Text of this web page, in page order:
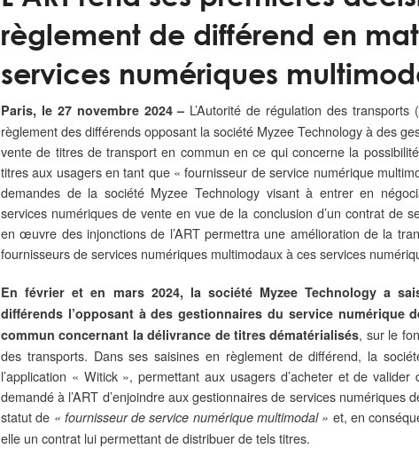
règlement de différend en
services numériques
Paris, le 27 novembre 2024 – L’Autorité de régulation des
règlement des différends opposant la société Myzee Technology à des
vente de titres de transport en commun en ce qui concerne la
titres aux usagers en tant que « fournisseur de service numérique
demandes de la société Myzee Technology visant à entrer en
services numériques de vente en vue de la conclusion d’un contrat de
en œuvre des injonctions de l’ART permettra une amélioration de la
fournisseurs de services numériques multimodaux à ces services
En février et en mars 2024, la société Myzee Technology a
différends l’opposant à des gestionnaires du service numérique
commun concernant la délivrance de titres dématérialisés, sur le
des transports. Dans ses saisines en règlement de différend, la
l’application « Witick », permettant aux usagers d’acheter et de
demandé à l’ART d’enjoindre aux gestionnaires de services numériques
statut de « fournisseur de service numérique multimodal » et, en
elle un contrat lui permettant de distribuer de tels titres.